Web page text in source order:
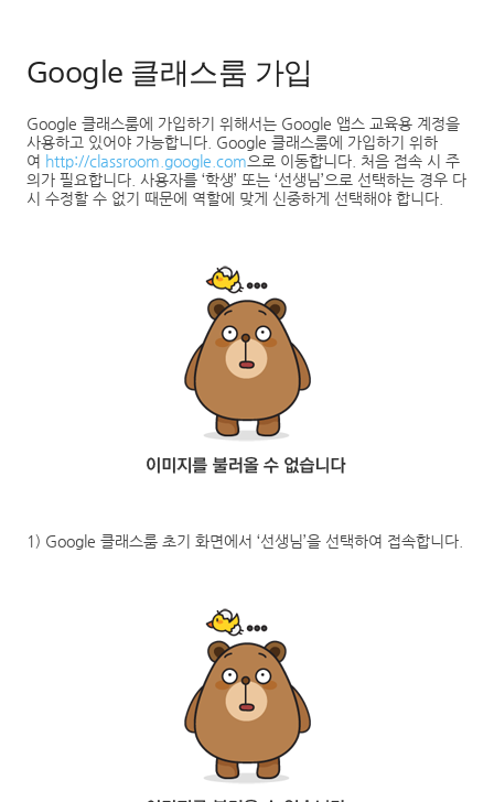
Google 클래스룸 가입
Google 클래스룸에 가입하기 위해서는 Google 앱스 교육용 계정을
사용하고 있어야 가능합니다 . Google 클래스룸에 가입하기 위하
여 http://classroom.google.com으로 이동합니다 처음 접속 시 주
의가 필요합니다 사용자를 ‘학생’ 또는 ‘선생님’으로 선택하는 경우 다
시 수정할 수 없기 때문에 역할에 맞게 신중하게 선택해야 합니다
1) Google 클래스룸 초기 화면에서 ‘선생님’을 선택하여 접속합니다